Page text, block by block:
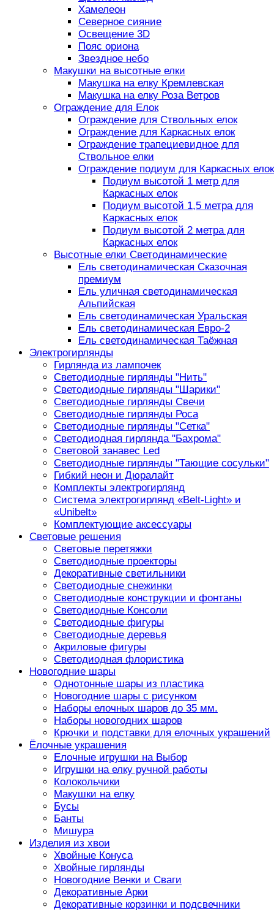
Хамелеон
Северное сияние
Освещение 3D
Пояс ориона
Звездное небо
Макушки на высотные елки
Макушка на елку Кремлевская
Макушка на елку Роза Ветров
Ограждение для Елок
Ограждение для Ствольных елок
Ограждение для Каркасных елок
Ограждение трапециевидное для
Ствольное елки
Ограждение подиум для Каркасных елок
Подиум высотой 1 метр для
Каркасных елок
Подиум высотой 1,5 метра для
Каркасных елок
Подиум высотой 2 метра для
Каркасных елок
Высотные елки Светодинамические
Ель светодинамическая Сказочная
премиум
Ель уличная светодинамическая
Альпийская
Ель светодинамическая Уральская
Ель светодинамическая Евро-2
Ель светодинамическая Таёжная
Электрогирлянды
Гирлянда из лампочек
Светодиодные гирлянды "Нить"
Светодиодные гирлянды "Шарики"
Светодиодные гирлянды Свечи
Светодиодные гирлянды Роса
Светодиодные гирлянды "Сетка"
Светодиодная гирлянда "Бахрома"
Световой занавес Led
Светодиодные гирлянды "Тающие сосульки"
Гибкий неон и Дюралайт
Комплекты электрогирлянд
Система электрогирлянд «Belt-Light» и
«Unibelt»
Комплектующие аксессуары
Световые решения
Световые перетяжки
Светодиодные проекторы
Декоративные светильники
Светодиодные снежинки
Светодиодные конструкции и фонтаны
Светодиодные Консоли
Светодиодные фигуры
Светодиодные деревья
Акриловые фигуры
Светодиодная флористика
Новогодние шары
Однотонные шары из пластика
Новогодние шары с рисунком
Наборы елочных шаров до 35 мм.
Наборы новогодних шаров
Крючки и подставки для елочных украшений
Ёлочные украшения
Елочные игрушки на Выбор
Игрушки на елку ручной работы
Колокольчики
Макушки на елку
Бусы
Банты
Мишура
Изделия из хвои
Хвойные Конуса
Хвойные гирлянды
Новогодние Венки и Сваги
Декоративные Арки
Декоративные корзинки и подсвечники